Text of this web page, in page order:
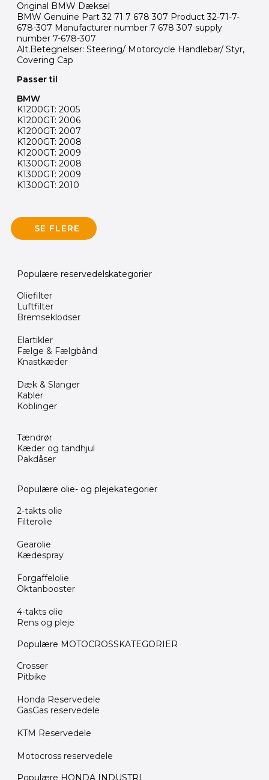
Original BMW Dæksel
BMW Genuine Part 32 71 7 678 307 Product 32-71-7-
678-307 Manufacturer number 7 678 307 supply
number 7-678-307
Alt.Betegnelser: Steering/ Motorcycle Handlebar/ Styr,
Covering Cap
Passer til
BMW
K1200GT: 2005
K1200GT: 2006
K1200GT: 2007
K1200GT: 2008
K1200GT: 2009
K1300GT: 2008
K1300GT: 2009
K1300GT: 2010
SE FLERE
Populære reservedelskategorier
Oliefilter
Luftfilter
Bremseklodser
Elartikler
Fælge & Fælgbånd
Knastkæder
Dæk & Slanger
Kabler
Koblinger
Tændrør
Kæder og tandhjul
Pakdåser
Populære olie- og plejekategorier
2-takts olie
Filterolie
Gearolie
Kædespray
Forgaffelolie
Oktanbooster
4-takts olie
Rens og pleje
Populære MOTOCROSSKATEGORIER
Crosser
Pitbike
Honda Reservedele
GasGas reservedele
KTM Reservedele
Motocross reservedele
Populære HONDA INDUSTRI